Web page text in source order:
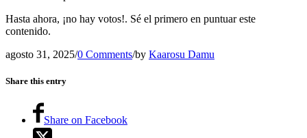
Hasta ahora, ¡no hay votos!. Sé el primero en puntuar este
contenido.
agosto 31, 2025/0 Comments/by Kaarosu Damu
Share this entry
Share on Facebook